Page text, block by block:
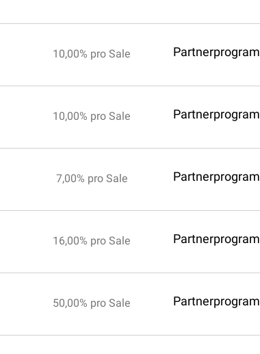
10,00% pro Sale
10,00% pro Sale
7,00% pro Sale
16,00% pro Sale
50,00% pro Sale